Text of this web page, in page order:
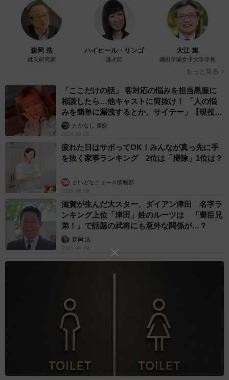
仕上がりを確認し、大きな変化を実感している様子／仲道 弘泰さん
（@nakamichi0212）提供
仲道さんは、女性が抱えていた悩みについて、「フランス
人と日本人では髪質や骨格が違う」と説明します。
る美容師さんの方が適していると思います。サービス面で
も、細かい気配りは日本の方が配慮が行き届いている気が
それを踏まえて、仲道さんにお客さんへのカウンセリング
で大切にしていることをうかがうと、「要望をそのまま受
森岡 浩
姓氏研究家
ハイヒール・リンゴ
漫才師
大江 篤
園田学園女子大学学長
もっと見る
「ここだけの話」 客対応の悩みを担当黒服に
相談したら…他キャストに筒抜け！ 「人の悩
みを簡単に漏洩するとか、サイテー」【現役キ
ャストに取材】
たかなし 亜妖
2026.08.09
疲れた日はサボってOK！みんなが真っ先に手
を抜く家事ランキング 2位は「掃除」1位は？
まいどなニュース情報部
2026.08.09
滋賀が生んだ大スター、ダイアン津田 名字ラ
ンキング上位「津田」姓のルーツは 「豊臣兄
弟！」で話題の武将にも意外な関係が…？
森岡 浩
2026.08.09